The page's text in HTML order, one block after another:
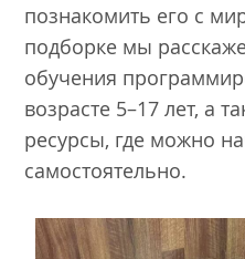
познакомить его с
подборке мы
обучения
возрасте 5–17 лет, а
ресурсы, где можно
самостоятельно.